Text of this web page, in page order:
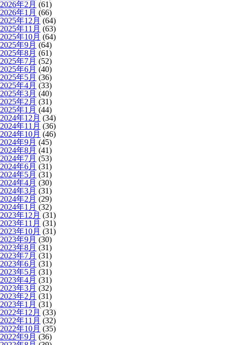
2026年2月 (61)
2026年1月 (66)
2025年12月 (64)
2025年11月 (63)
2025年10月 (64)
2025年9月 (64)
2025年8月 (61)
2025年7月 (52)
2025年6月 (40)
2025年5月 (36)
2025年4月 (33)
2025年3月 (40)
2025年2月 (31)
2025年1月 (44)
2024年12月 (34)
2024年11月 (36)
2024年10月 (46)
2024年9月 (45)
2024年8月 (41)
2024年7月 (53)
2024年6月 (31)
2024年5月 (31)
2024年4月 (30)
2024年3月 (31)
2024年2月 (29)
2024年1月 (32)
2023年12月 (31)
2023年11月 (31)
2023年10月 (31)
2023年9月 (30)
2023年8月 (31)
2023年7月 (31)
2023年6月 (31)
2023年5月 (31)
2023年4月 (31)
2023年3月 (32)
2023年2月 (31)
2023年1月 (31)
2022年12月 (33)
2022年11月 (32)
2022年10月 (35)
2022年9月 (36)